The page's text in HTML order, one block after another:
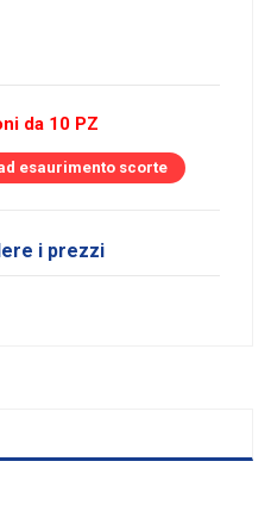
da 10 PZ
esaurimento scorte
i prezzi